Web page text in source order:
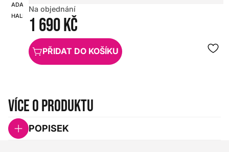
ADAM
HALL
HX0000000092768
Na objednání
1 690 Kč
PŘIDAT DO KOŠÍKU
Více o produktu
POPISEK